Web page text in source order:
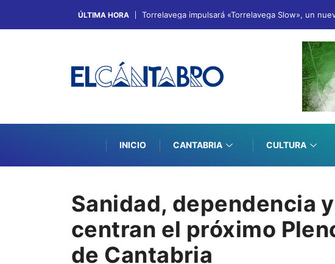
ÚLTIMA HORA Torrelavega impulsará «Torrelavega Slow», un
INICIO CANTABRIA CULTURA
Sanidad, dependencia
centran el próximo
de Cantabria